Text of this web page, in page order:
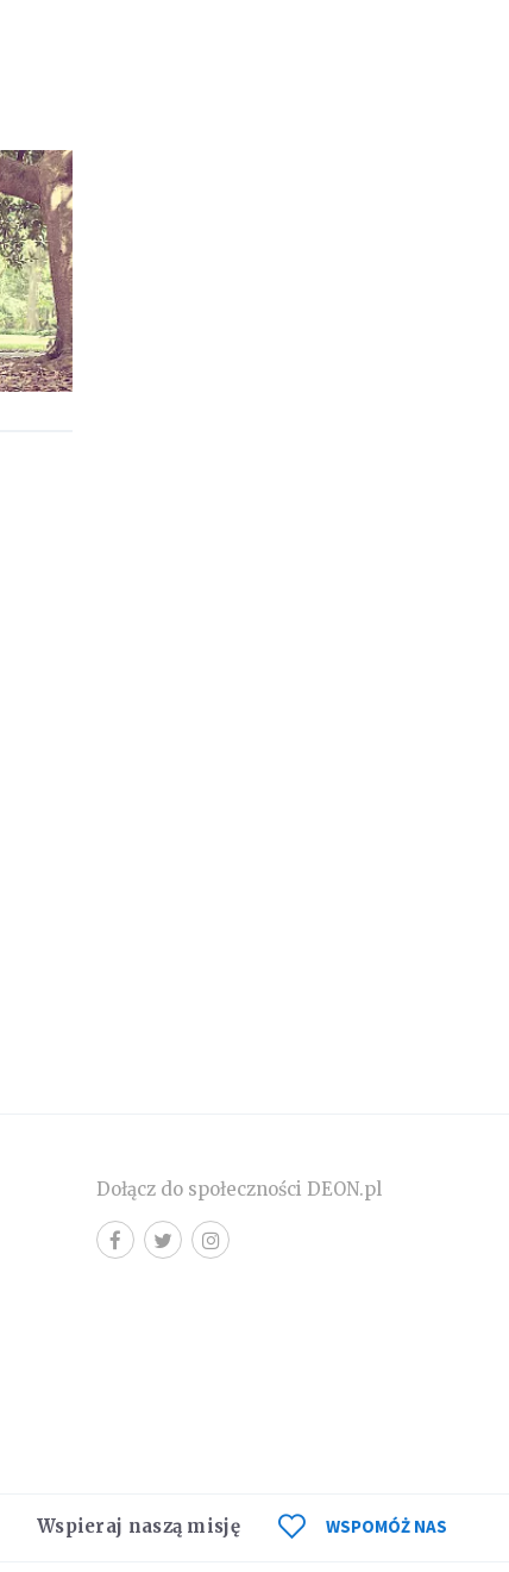
Dołącz do społeczności DEON.pl
Wspieraj naszą misję WSPOMÓŻ NAS